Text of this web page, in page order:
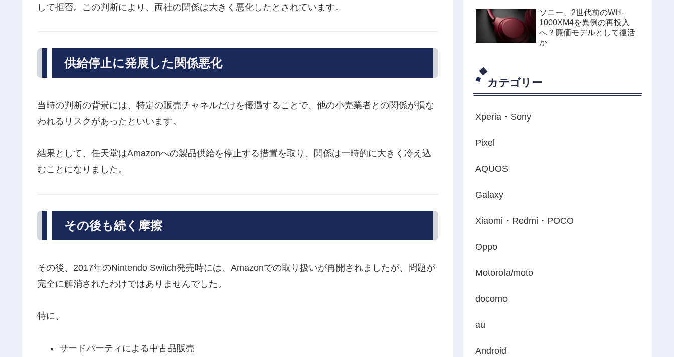
して拒否。この判断により、両社の関係は大きく悪化したとされています。
供給停止に発展した関係悪化
当時の判断の背景には、特定の販売チャネルだけを優遇することで、他の小売業者との関係が損な
われるリスクがあったといいます。
結果として、任天堂はAmazonへの製品供給を停止する措置を取り、関係は一時的に大きく冷え込
むことになりました。
その後も続く摩擦
その後、2017年のNintendo Switch発売時には、Amazonでの取り扱いが再開されましたが、問題が
完全に解消されたわけではありませんでした。
特に、
サードパーティによる中古品販売
ソニー、2世代前のWH-
1000XM4を異例の再投入
へ？廉価モデルとして復活
か
カテゴリー
Xperia・Sony
Pixel
AQUOS
Galaxy
Xiaomi・Redmi・POCO
Oppo
Motorola/moto
docomo
au
Android